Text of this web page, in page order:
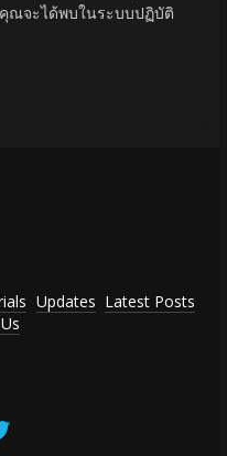
ณจะได้พบในระบบปฏิบัติ
Updates Latest Posts